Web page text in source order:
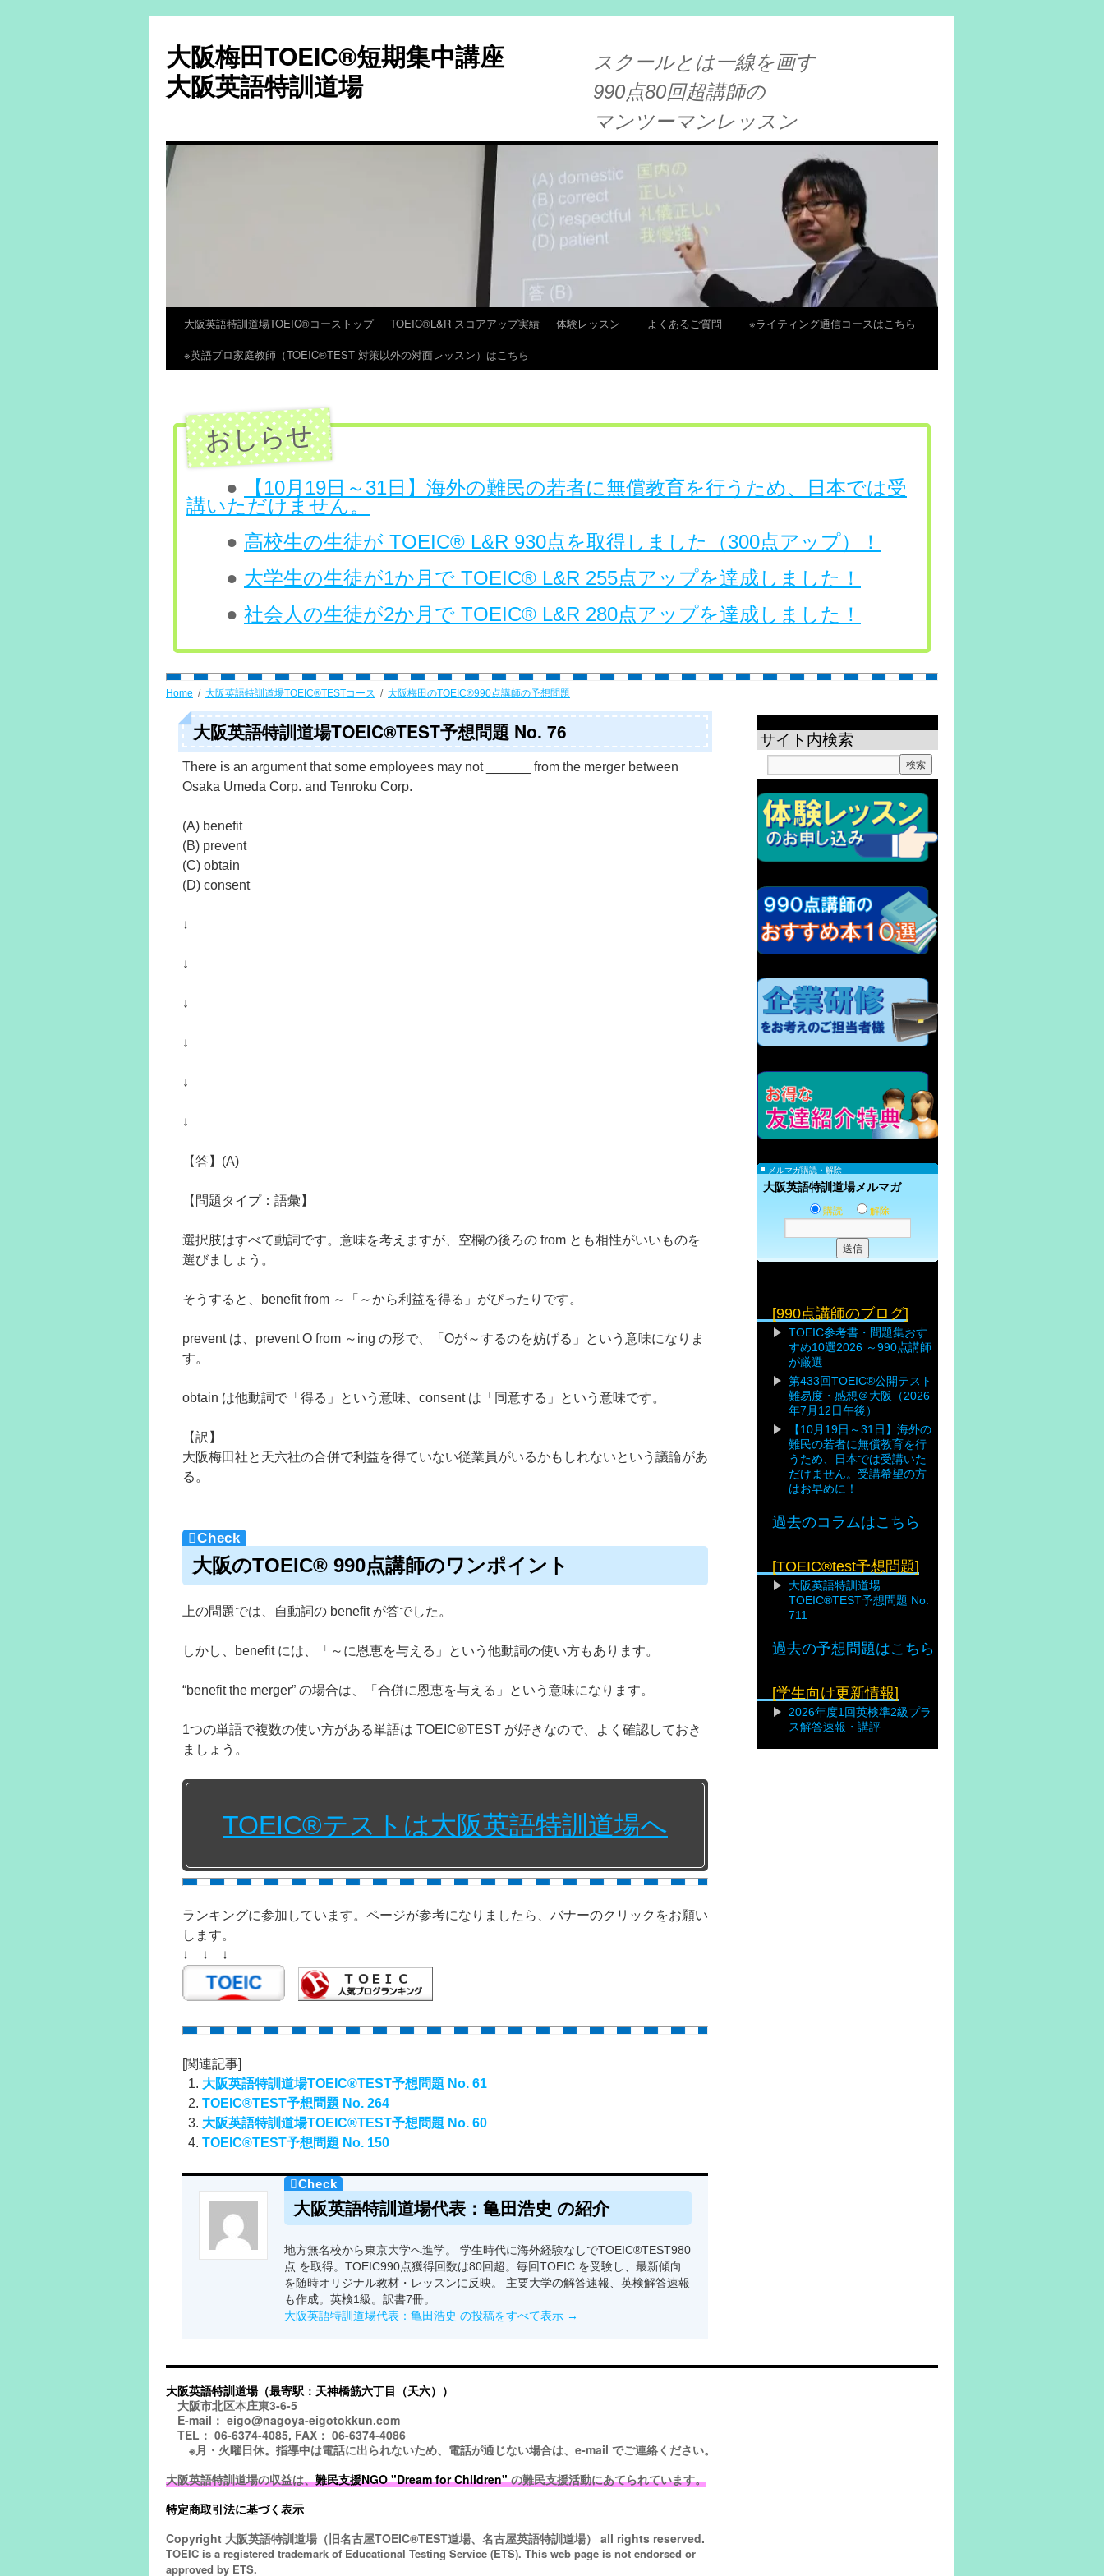
大阪梅田TOEIC®短期集中講座
大阪英語特訓道場
スクールとは一線を画す
990点80回超講師の
マンツーマンレッスン
大阪英語特訓道場TOEIC®コーストップ TOEIC®L&R スコアアップ実績 体験レッスン よくあるご質問
※ライティング通信コースはこちら
※英語プロ家庭教師（TOEIC®TEST 対策以外の対面レッスン）はこちら
●
【10月19日～31日】海外の難民の若者に無償教育を行うため、日本では受
講いただけません。
● 高校生の生徒が TOEIC® L&R 930点を取得しました（300点アップ）！
● 大学生の生徒が1か月で TOEIC® L&R 255点アップを達成しました！
● 社会人の生徒が2か月で TOEIC® L&R 280点アップを達成しました！
Home 大阪英語特訓道場TOEIC®TESTコース 大阪梅田のTOEIC®990点講師の予想問題
大阪英語特訓道場TOEIC®TEST予想問題 No. 76
There is an argument that some employees may not ______ from the merger between
Osaka Umeda Corp. and Tenroku Corp.
(A) benefit
(B) prevent
(C) obtain
(D) consent
↓
↓
↓
↓
↓
↓
【答】(A)
【問題タイプ：語彙】
選択肢はすべて動詞です。意味を考えますが、空欄の後ろの from とも相性がいいものを
選びましょう。
そうすると、benefit from ～「～から利益を得る」がぴったりです。
prevent は、prevent O from ～ing の形で、「Oが～するのを妨げる」という意味になりま
す。
obtain は他動詞で「得る」という意味、consent は「同意する」という意味です。
【訳】
大阪梅田社と天六社の合併で利益を得ていない従業員がいるかもしれないという議論があ
る。
大阪のTOEIC® 990点講師のワンポイント
上の問題では、自動詞の benefit が答でした。
しかし、benefit には、「～に恩恵を与える」という他動詞の使い方もあります。
“benefit the merger” の場合は、「合併に恩恵を与える」という意味になります。
1つの単語で複数の使い方がある単語は TOEIC®TEST が好きなので、よく確認しておき
ましょう。
TOEIC®テストは大阪英語特訓道場へ
ランキングに参加しています。ページが参考になりましたら、バナーのクリックをお願い
します。
↓ ↓ ↓
[関連記事]
大阪英語特訓道場TOEIC®TEST予想問題 No. 61
TOEIC®TEST予想問題 No. 264
大阪英語特訓道場TOEIC®TEST予想問題 No. 60
TOEIC®TEST予想問題 No. 150
大阪英語特訓道場代表：亀田浩史 の紹介
地方無名校から東京大学へ進学。 学生時代に海外経験なしでTOEIC®TEST980
点 を取得。TOEIC990点獲得回数は80回超。毎回TOEIC を受験し、最新傾向
を随時オリジナル教材・レッスンに反映。 主要大学の解答速報、英検解答速報
も作成。英検1級。訳書7冊。
大阪英語特訓道場代表：亀田浩史 の投稿をすべて表示 →
サイト内検索
メルマガ購読・解除
大阪英語特訓道場メルマガ
購読 解除
[990点講師のブログ]
TOEIC参考書・問題集おす
すめ10選2026 ～990点講師
が厳選
第433回TOEIC®公開テスト
難易度・感想＠大阪（2026
年7月12日午後）
【10月19日～31日】海外の
難民の若者に無償教育を行
うため、日本では受講いた
だけません。受講希望の方
はお早めに！
過去のコラムはこちら
[TOEIC®test予想問題]
大阪英語特訓道場
TOEIC®TEST予想問題 No.
711
過去の予想問題はこちら
[学生向け更新情報]
2026年度1回英検準2級プラ
ス解答速報・講評
大阪英語特訓道場（最寄駅：天神橋筋六丁目（天六））
大阪市北区本庄東3-6-5
E-mail： eigo@nagoya-eigotokkun.com
TEL： 06-6374-4085, FAX： 06-6374-4086
※月・火曜日休。指導中は電話に出られないため、電話が通じない場合は、e-mail でご連絡ください。
大阪英語特訓道場の収益は、難民支援NGO "Dream for Children"の難民支援活動にあてられています。
特定商取引法に基づく表示
Copyright 大阪英語特訓道場（旧名古屋TOEIC®TEST道場、名古屋英語特訓道場） all rights reserved.
TOEIC is a registered trademark of Educational Testing Service (ETS). This web page is not endorsed or
approved by ETS.